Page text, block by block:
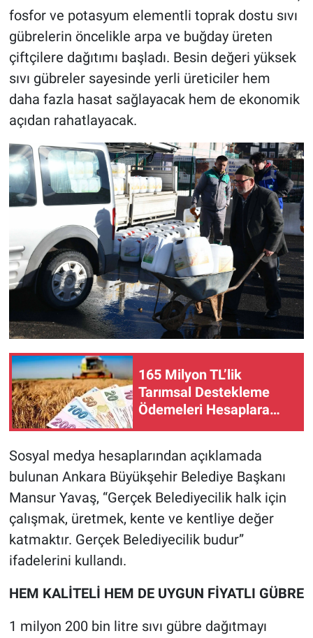
fosfor ve potasyum elementli toprak dostu sıvı
gübrelerin öncelikle arpa ve buğday üreten
çiftçilere dağıtımı başladı. Besin değeri yüksek
sıvı gübreler sayesinde yerli üreticiler hem
daha fazla hasat sağlayacak hem de ekonomik
açıdan rahatlayacak.
165 Milyon TL’lik
Tarımsal Destekleme
Ödemeleri Hesaplara
Sosyal medya hesaplarından açıklamada
bulunan Ankara Büyükşehir Belediye Başkanı
Mansur Yavaş, “Gerçek Belediyecilik halk için
çalışmak, üretmek, kente ve kentliye değer
katmaktır. Gerçek Belediyecilik budur”
ifadelerini kullandı.
HEM KALİTELİ HEM DE UYGUN FİYATLI GÜBRE
1 milyon 200 bin litre sıvı gübre dağıtmayı